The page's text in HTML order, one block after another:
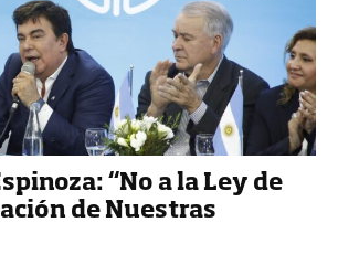
“No a la Ley de
de Nuestras